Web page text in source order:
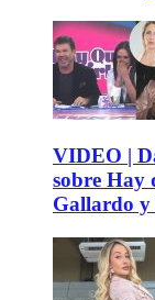
VIDEO |
sobre Hay
Gallardo y